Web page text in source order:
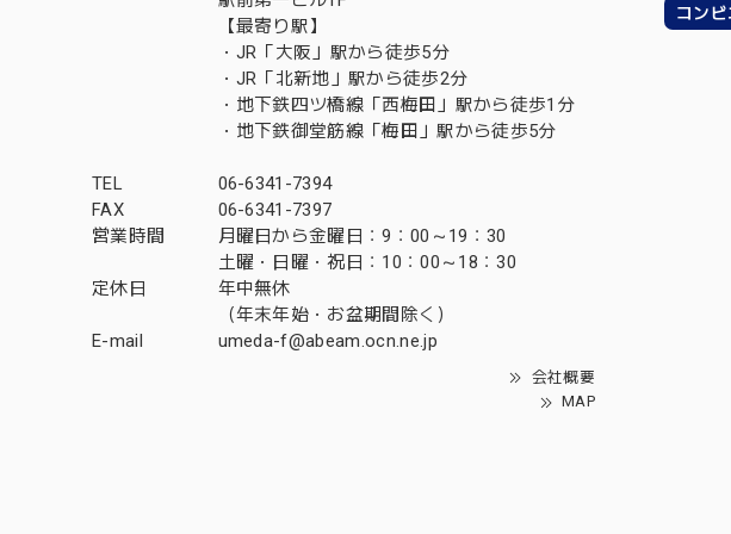
【最寄り駅】
・JR「大阪」駅から徒歩5分
・JR「北新地」駅から徒歩2分
・地下鉄四ツ橋線「西梅田」駅から徒歩1分
・地下鉄御堂筋線「梅田」駅から徒歩5分
TEL
06-6341-7394
FAX
06-6341-7397
営業時間
月曜日から金曜日：9：00～19：30
土曜・日曜・祝日：10：00～18：30
定休日
年中無休
（年末年始・お盆期間除く）
E-mail
umeda-f@abeam.ocn.ne.jp
会社概要
MAP
コン